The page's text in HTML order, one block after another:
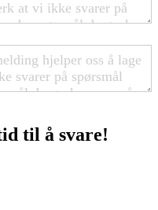
til å svare!